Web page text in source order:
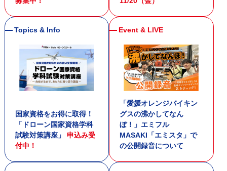
国家資格をお得に取得！
「ドローン国家資格学科
試験対策講座」 申込み受
付中！
「愛媛オレンジバイキン
グスの沸かしてなん
ぼ！」エミフル
MASAKI「エミスタ」で
の公開録音について